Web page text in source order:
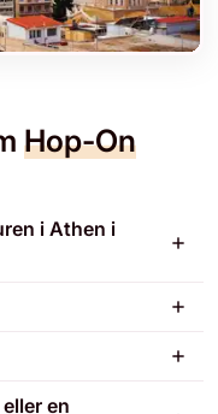
Hop-On
i Athen i
en